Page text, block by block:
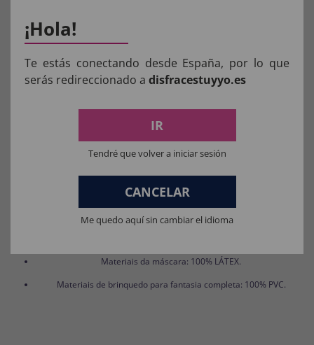
Um par de luvas de pano branco (20 cm)
Não incluído:
COMPOSIÇÃO DOS NOSSOS
PRODUTOS:
Materiais para fantasias, acessórios de roupas e perucas: 100%
Materiais da máscara: 100% LÁTEX.
Materiais de brinquedo para fantasia completa: 100% PVC.
¡Hola!
Te estás conectando desde España, por lo que
serás redireccionado a disfracestuyyo.es
IR
Tendré que volver a iniciar sesión
CANCELAR
Me quedo aquí sin cambiar el idioma